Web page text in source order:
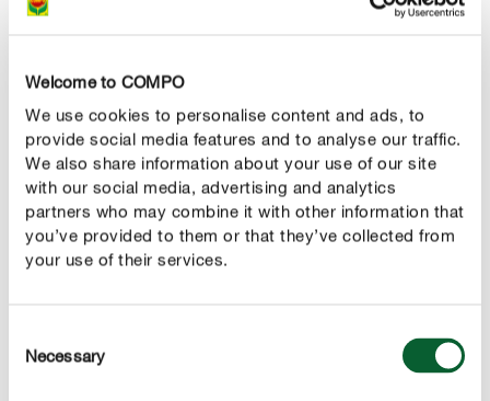
Welcome to COMPO
We use cookies to personalise content and ads, to
provide social media features and to analyse our traffic.
We also share information about your use of our site
with our social media, advertising and analytics
partners who may combine it with other information that
you’ve provided to them or that they’ve collected from
your use of their services.
Selection
Necessary
de frequentie moet aangepast worden naargelang het
bovenste grondlaag tussen de gietbeurten licht te laten
de plant meerdere keren per week voorzien van extra
water.
In potten of bakken zal de potgrond veel sneller
uitdrogen. Stop vóór de gietbeurt je vingers in de
potgrond. Als de bovenste laag potgrond nog vochtig is,
aanhoudende hitte kan het zelfs noodzakelijk zijn om
dagelijks water te geven. Giet tot het water onder uit de